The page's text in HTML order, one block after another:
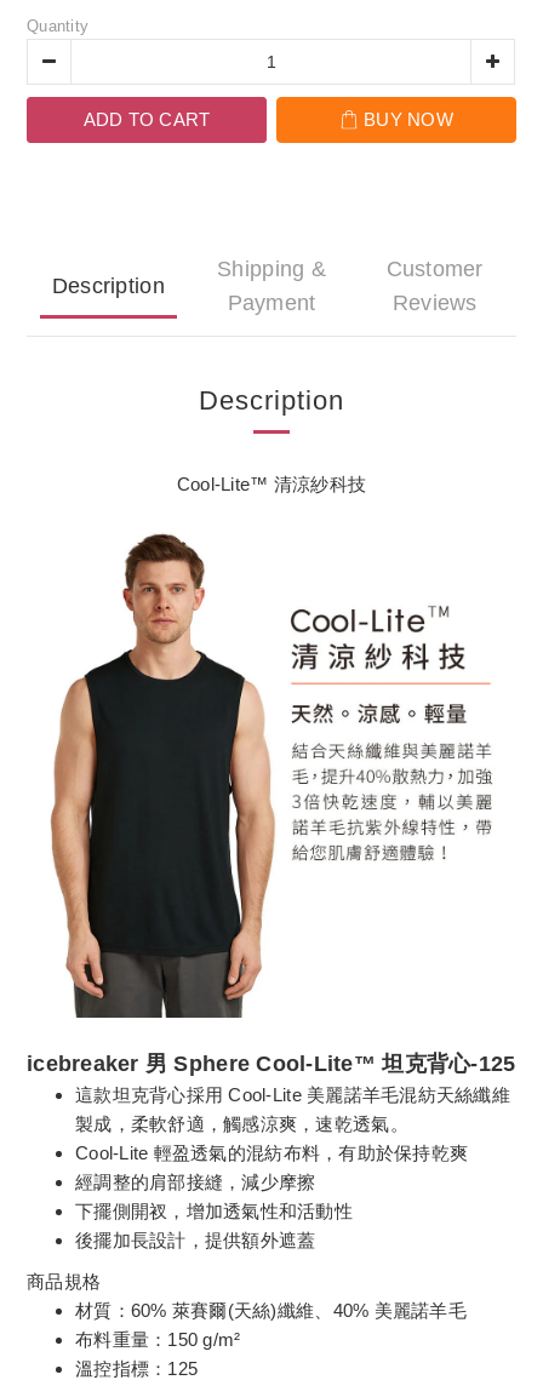
Quantity
ADD TO CART BUY NOW
Description
Shipping &
Payment
Customer
Reviews
Description
Cool-Lite™ 清涼紗科技
icebreaker 男 Sphere Cool-Lite™ 坦克背心-125
這款坦克背心採用 Cool-Lite 美麗諾羊毛混紡天絲纖維
製成，柔軟舒適，觸感涼爽，速乾透氣。
Cool-Lite 輕盈透氣的混紡布料，有助於保持乾爽
經調整的肩部接縫，減少摩擦
下擺側開衩，增加透氣性和活動性
後擺加長設計，提供額外遮蓋
商品規格
材質：60% 萊賽爾(天絲)纖維、40% 美麗諾羊毛
布料重量：150 g/m²
溫控指標：125